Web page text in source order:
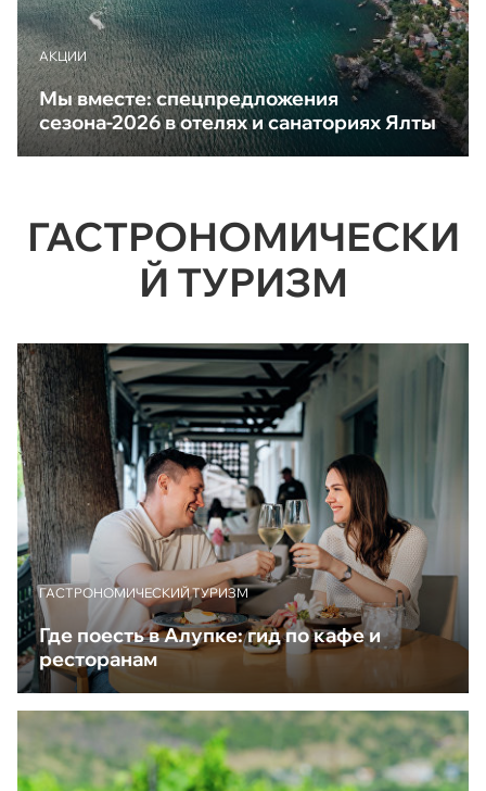
АКЦИИ
Мы вместе: спецпредложения
сезона-2026 в отелях и санаториях Ялты
ГАСТРОНОМИЧЕСКИ
Й ТУРИЗМ
ГАСТРОНОМИЧЕСКИЙ ТУРИЗМ
Где поесть в Алупке: гид по кафе и
ресторанам